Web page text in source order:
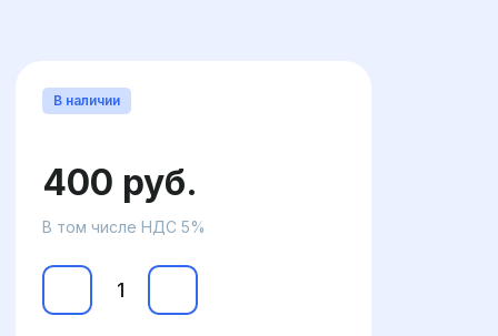
В наличии
400 руб.
В том числе НДС 5%